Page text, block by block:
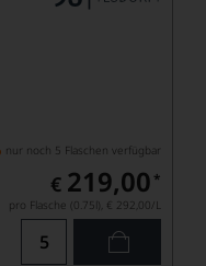
nur noch 5 Flaschen verfügbar
€ 219,00 *
pro Flasche (0.75l), € 292,00/L